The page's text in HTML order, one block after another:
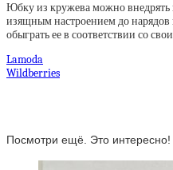
Юбку из кружева можно внедрять
изящным настроением до
обыграть ее в соответствии со
Lamoda
Wildberries
Посмотри ещё. Это интересно!